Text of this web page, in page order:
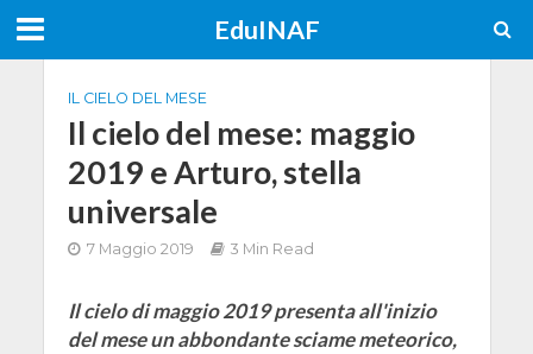
EduINAF
IL CIELO DEL MESE
Il cielo del mese: maggio
2019 e Arturo, stella
universale
7 Maggio 2019 3 Min Read
Il cielo di maggio 2019 presenta all'inizio
del mese un abbondante sciame meteorico,